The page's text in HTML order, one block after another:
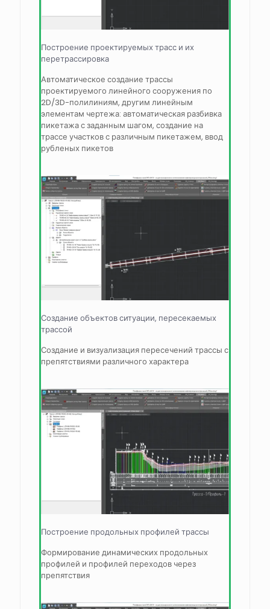
Построение проектируемых трасс и их
перетрассировка
Автоматическое создание трассы
проектируемого линейного сооружения по
2D/3D-полилиниям, другим линейным
элементам чертежа: автоматическая разбивка
пикетажа с заданным шагом, создание на
трассе участков с различным пикетажем, ввод
рубленых пикетов
Создание объектов ситуации, пересекаемых
трассой
Создание и визуализация пересечений трассы с
препятствиями различного характера
Построение продольных профилей трассы
Формирование динамических продольных
профилей и профилей переходов через
препятствия